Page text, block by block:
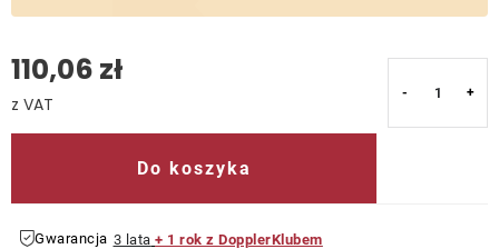
110,06 zł
Do koszyka
Gwarancja 3 lata + 1 rok z DopplerKlubem